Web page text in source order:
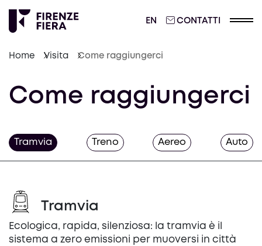
EN ENGLISHCONTATTI
Home Visita Come raggiungerci
Come raggiungerci
Tramvia Treno Aereo Auto
Tramvia
Ecologica, rapida, silenziosa: la tramvia è il
sistema a zero emissioni per muoversi in città